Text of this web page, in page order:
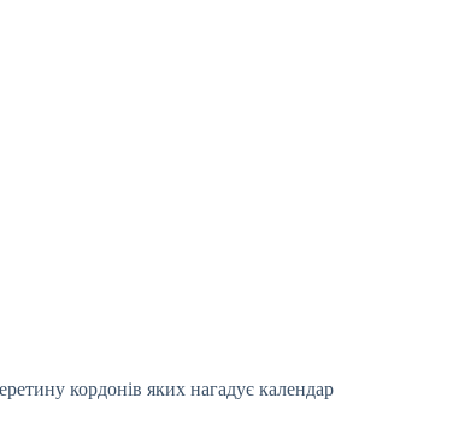
кордонів яких нагадує календар